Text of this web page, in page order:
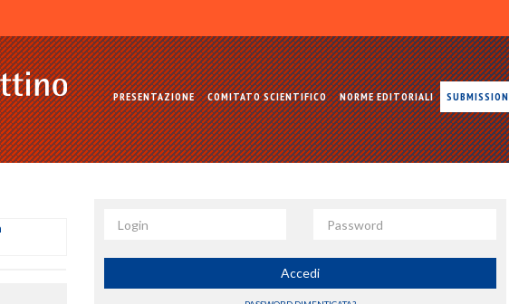
PRESENTAZIONE COMITATO SCIENTIFICO NORME EDITORIALI SUBMISSION
Accedi